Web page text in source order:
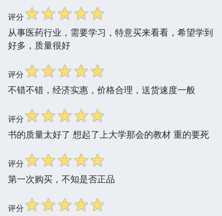
评分☆☆☆☆☆
从事医药行业，需要学习，特意买来看看，希望学到
好多，质量很好
评分☆☆☆☆☆
不错不错，经济实惠，价格合理，送货速度一般
评分☆☆☆☆☆
书的质量太好了 想起了上大学那会的教材 重的要死
评分☆☆☆☆☆
第一次购买，不知是否正品
评分☆☆☆☆☆